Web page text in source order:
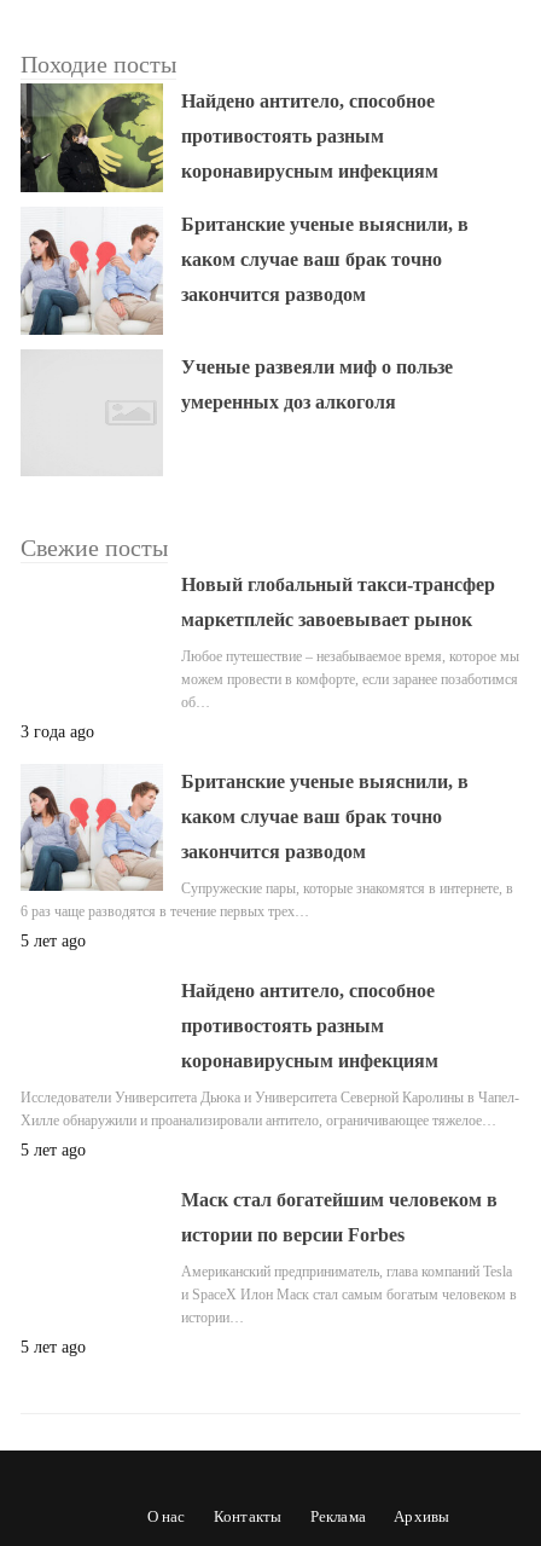
Походие посты
Найдено антитело, способное
противостоять разным
коронавирусным инфекциям
Британские ученые выяснили, в
каком случае ваш брак точно
закончится разводом
Ученые развеяли миф о пользе
умеренных доз алкоголя
Свежие посты
Новый глобальный такси-трансфер
маркетплейс завоевывает рынок
Любое путешествие – незабываемое время, которое мы
можем провести в комфорте, если заранее позаботимся
об…
3 года ago
Британские ученые выяснили, в
каком случае ваш брак точно
закончится разводом
Супружеские пары, которые знакомятся в интернете, в
6 раз чаще разводятся в течение первых трех…
5 лет ago
Найдено антитело, способное
противостоять разным
коронавирусным инфекциям
Исследователи Университета Дьюка и Университета Северной Каролины в Чапел-
Хилле обнаружили и проанализировали антитело, ограничивающее тяжелое…
5 лет ago
Маск стал богатейшим человеком в
истории по версии Forbes
Американский предприниматель, глава компаний Tesla
и SpaceX Илон Маск стал самым богатым человеком в
истории…
5 лет ago
О нас Контакты Реклама Архивы